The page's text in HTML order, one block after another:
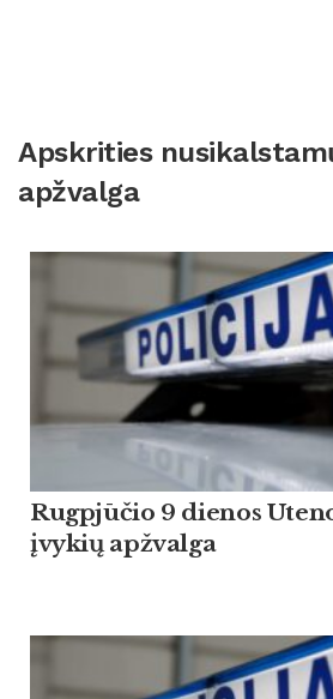
Apskrities
apžvalga
Rugpjūčio 9 dienos
įvykių apžvalga